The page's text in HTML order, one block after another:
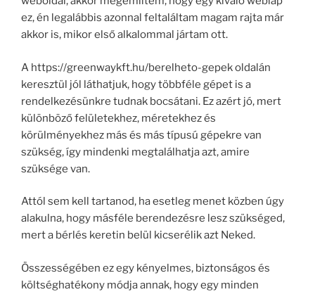
ez, én legalábbis azonnal feltaláltam magam rajta már
akkor is, mikor első alkalommal jártam ott.
A https://greenwaykft.hu/berelheto-gepek oldalán
keresztül jól láthatjuk, hogy többféle gépet is a
rendelkezésünkre tudnak bocsátani. Ez azért jó, mert
különböző felületekhez, méretekhez és
körülményekhez más és más típusú gépekre van
szükség, így mindenki megtalálhatja azt, amire
szüksége van.
Attól sem kell tartanod, ha esetleg menet közben úgy
alakulna, hogy másféle berendezésre lesz szükséged,
mert a bérlés keretin belül kicserélik azt Neked.
Összességében ez egy kényelmes, biztonságos és
költséghatékony módja annak, hogy egy minden